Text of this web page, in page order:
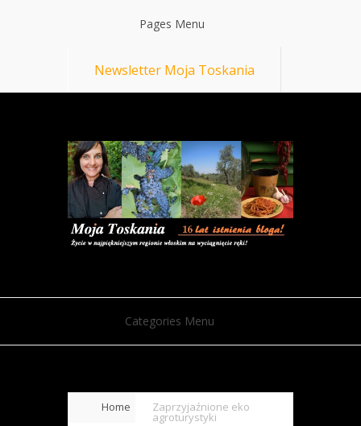
Pages Menu
Newsletter Moja Toskania
Categories Menu
Home Zaprzyjaźnione eko
agroturystyki